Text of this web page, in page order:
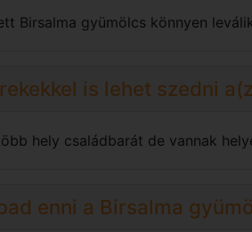
Birsalma gyümölcs könnyen
is lehet szedni
hely családbarát de vannak
enni a Birsalma